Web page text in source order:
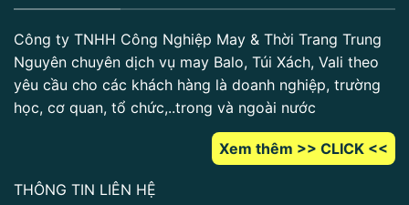
Công ty TNHH Công Nghiệp May & Thời Trang Trung
Nguyên chuyên dịch vụ may Balo, Túi Xách, Vali theo
yêu cầu cho các khách hàng là doanh nghiệp, trường
học, cơ quan, tổ chức,..trong và ngoài nước
Xem thêm >> CLICK <<
THÔNG TIN LIÊN HỆ